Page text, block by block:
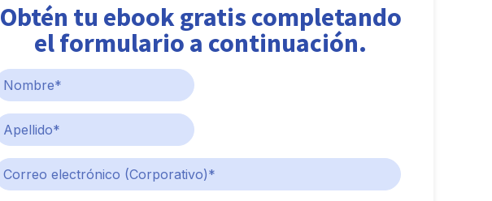
Obtén tu ebook gratis completando
el formulario a continuación.